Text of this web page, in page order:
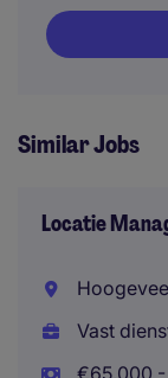
Similar Jobs
Locatie
Vast
€65.000 -